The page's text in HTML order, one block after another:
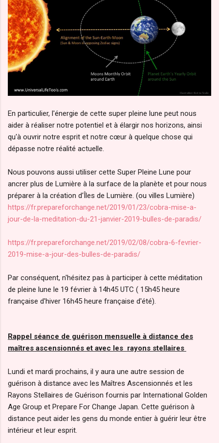
En particulier, l'énergie de cette super pleine lune peut nous
aider à réaliser notre potentiel et à élargir nos horizons, ainsi
qu'à ouvrir notre esprit et notre cœur à quelque chose qui
dépasse notre réalité actuelle.
Nous pouvons aussi utiliser cette Super Pleine Lune pour
ancrer plus de Lumière à la surface de la planète et pour nous
préparer à la création d'Îles de Lumière. (ou villes Lumière)
https://fr.prepareforchange.net/2019/01/23/cobra-mise-a-
jour-de-la-meditation-du-21-janvier-2019-bulles-de-paradis/
https://fr.prepareforchange.net/2019/02/08/cobra-6-fevrier-
2019-mise-a-jour-des-bulles-de-paradis/
Par conséquent, n'hésitez pas à participer à cette méditation
de pleine lune le 19 février à 14h45 UTC ( 15h45 heure
française d'hiver 16h45 heure française d'été).
Rappel séance de guérison mensuelle à distance des
maîtres ascensionnés et avec les rayons stellaires
Lundi et mardi prochains, il y aura une autre session de
guérison à distance avec les Maîtres Ascensionnés et les
Rayons Stellaires de Guérison fournis par International Golden
Age Group et Prepare For Change Japan. Cette guérison à
distance peut aider les gens du monde entier à guérir leur être
intérieur et leur esprit.